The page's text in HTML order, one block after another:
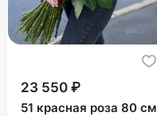
23 550 ₽
51 красная роза 80 см